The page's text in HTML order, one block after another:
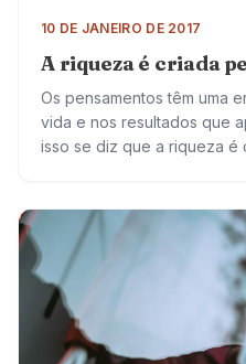
10 DE JANEIRO DE 2017
A riqueza é criada
Os pensamentos têm uma
vida e nos resultados que
isso se diz que a riqueza é